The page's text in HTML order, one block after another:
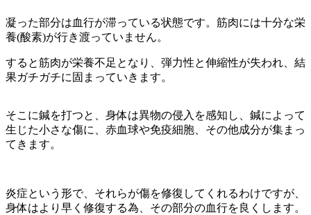
凝った部分は血行が滞っている状態です。筋肉には十分な栄
養(酸素)が行き渡っていません。
すると筋肉が栄養不足となり、弾力性と伸縮性が失われ、結
果ガチガチに固まっていきます。
そこに鍼を打つと、身体は異物の侵入を感知し、鍼によって
生じた小さな傷に、赤血球や免疫細胞、その他成分が集まっ
てきます。
炎症という形で、それらが傷を修復してくれるわけですが、
身体はより早く修復する為、その部分の血行を良くします。